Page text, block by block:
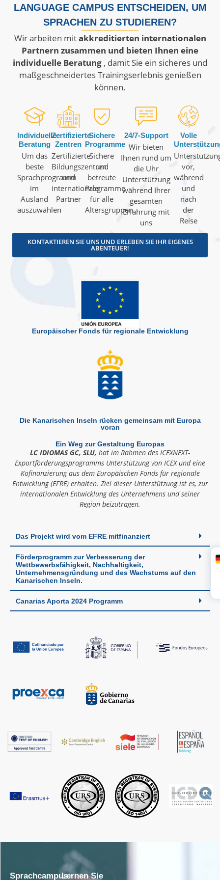
LANGUAGE CAMPUS ENTSCHEIDEN, UM
SPRACHEN ZU STUDIEREN?
Wir arbeiten mitakkreditierten internationalen
Partnern zusammen und bieten Ihnen eine
individuelle Beratung , damit Sie ein sicheres und
maßgeschneidertes Trainingserlebnis genießen
können.
Individuelle
Beratung
Um das
beste
Sprachprogramm
im
Ausland
auszuwählen
Zertifizierte
Zentren
Zertifizierte
Bildungszentren
und
internationale
Partner
Sichere
Programme
Sichere
und
betreute
Programme
für alle
Altersgruppen
24/7-Support
Wir bieten
Ihnen rund um
die Uhr
Unterstützung
während Ihrer
gesamten
Erfahrung mit
uns
Volle
vor,
während
und
nach
der
Reise
KONTAKTIEREN SIE UNS UND ERLEBEN SIE IHR EIGENES
ABENTEUER!
Europäischer Fonds für regionale Entwicklung
Die Kanarischen Inseln rücken gemeinsam mit Europa
voran
Ein Weg zur Gestaltung Europas
LC IDIOMAS GC, SLU, hat im Rahmen des ICEXNEXT-
Exportförderungsprogramms Unterstützung von ICEX und eine
Kofinanzierung aus dem Europäischen Fonds für regionale
Entwicklung (EFRE) erhalten. Ziel dieser Unterstützung ist es, zur
internationalen Entwicklung des Unternehmens und seiner
Region beizutragen.
Das Projekt wird vom EFRE mitfinanziert
Förderprogramm zur Verbesserung der
Wettbewerbsfähigkeit, Nachhaltigkeit,
Unternehmensgründung und des Wachstums auf den
Kanarischen Inseln.
Canarias Aporta 2024 Programm
SprachcampusLernen Sie